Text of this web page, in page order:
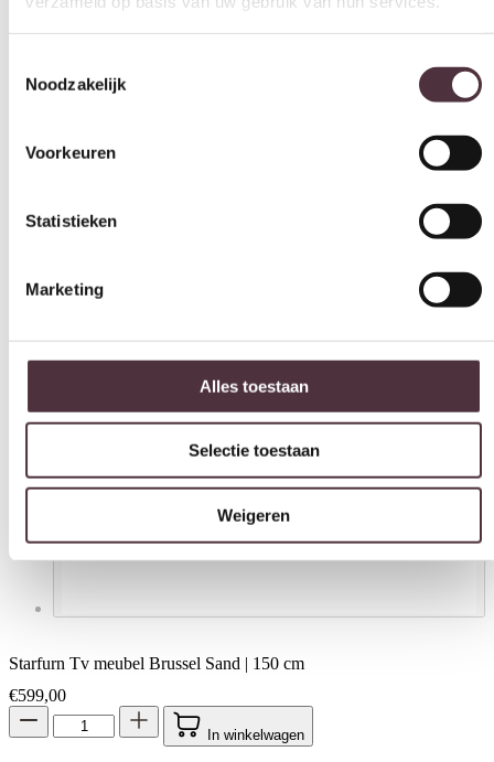
Noodzakelijk
Voorkeuren
Statistieken
Marketing
Alles toestaan
Selectie toestaan
Weigeren
Starfurn Tv meubel Brussel Sand | 150 cm
€599,00
In winkelwagen